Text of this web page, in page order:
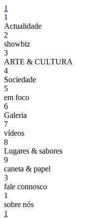
1
1
Actualidade
2
showbiz
3
ARTE & CULTURA
4
Sociedade
5
em foco
6
Galeria
7
vídeos
8
Lugares & sabores
9
caneta & papel
3
fale connosco
1
sobre nós
1